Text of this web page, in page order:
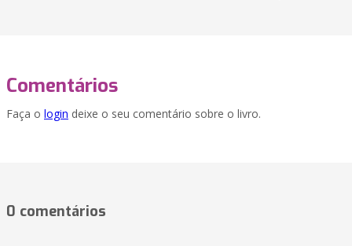
Comentários
Faça o login deixe o seu comentário sobre o livro.
0 comentários